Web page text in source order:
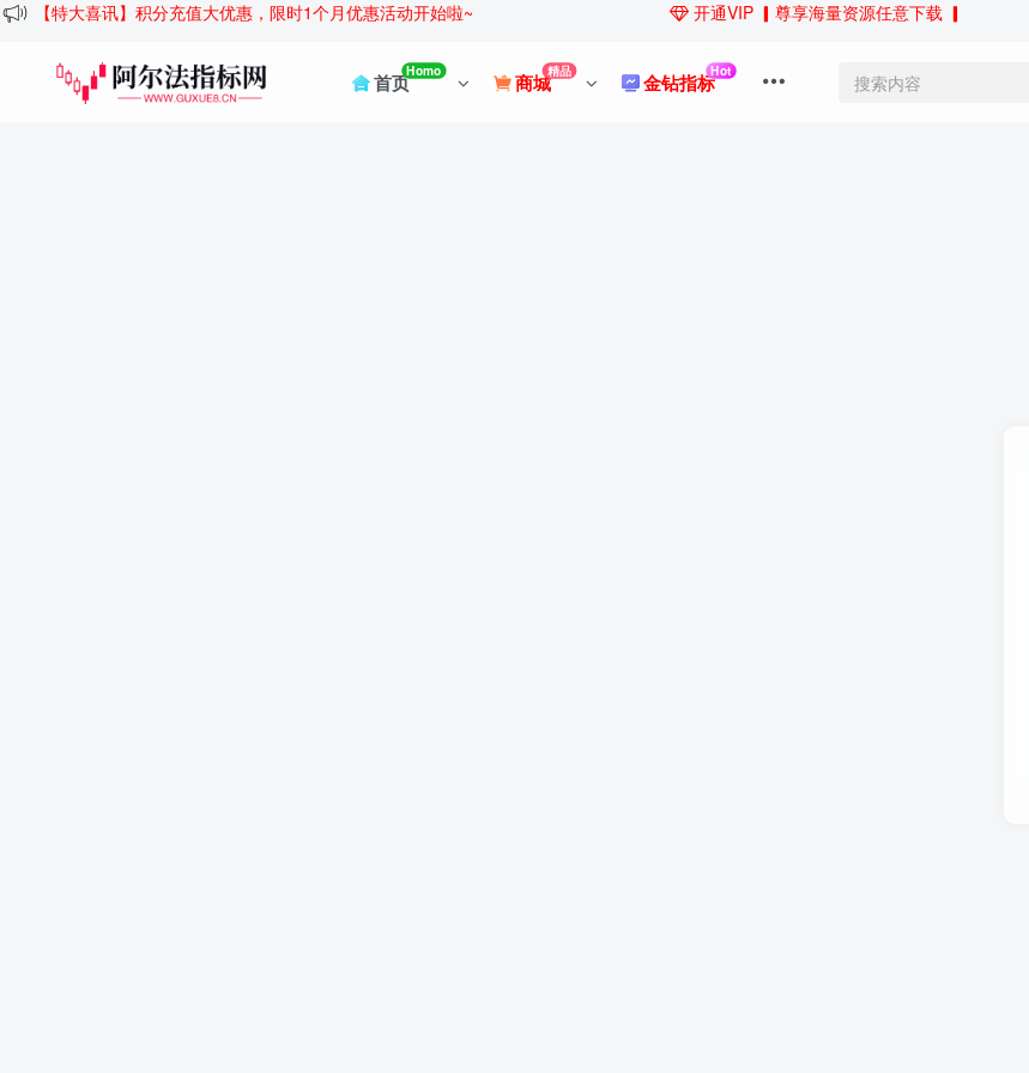
【特大喜讯】积分充值大优惠，限时1个月优惠活动开始啦~ 开通VIP ▎尊享海量资源任意下载 ▎
首页Homo 商城精品 金钻指标Hot